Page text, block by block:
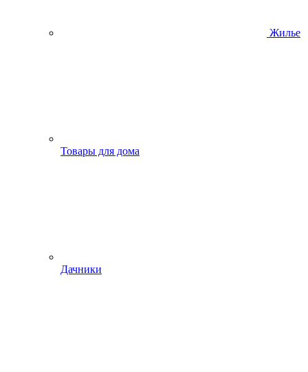
Жилье
Товары для дома
Дачники